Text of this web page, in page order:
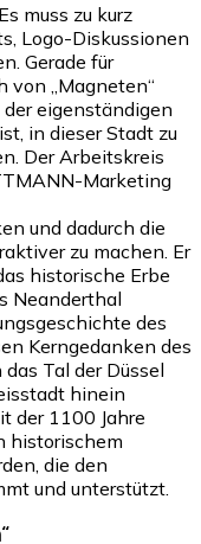
muss zu kurz
Logo-Diskussionen
Gerade für
von „Magneten“
eigenständigen
in dieser Stadt zu
Der Arbeitskreis
Marketing
und dadurch die
zu machen. Er
historische Erbe
Neanderthal
des
Kerngedanken des
Tal der Düssel
hinein
der 1100 Jahre
historischem
die den
und unterstützt.